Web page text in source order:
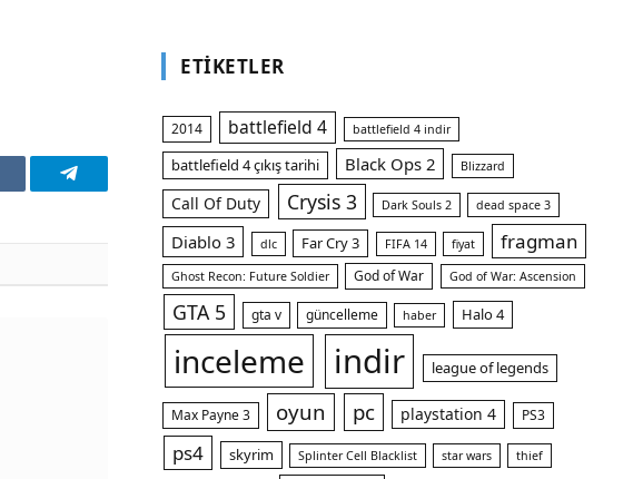
Telegram
ETIKETLER
2014 battlefield 4 battlefield 4 indir
battlefield 4 çıkış tarihi Black Ops 2 Blizzard
Call Of Duty Crysis 3 Dark Souls 2 dead space 3
Diablo 3 dlc Far Cry 3 FIFA 14 fiyat fragman
Ghost Recon: Future Soldier God of War God of War: Ascension
GTA 5 gta v güncelleme haber Halo 4
inceleme indir league of legends
Max Payne 3 oyun pc playstation 4 PS3
ps4 skyrim Splinter Cell Blacklist star wars thief